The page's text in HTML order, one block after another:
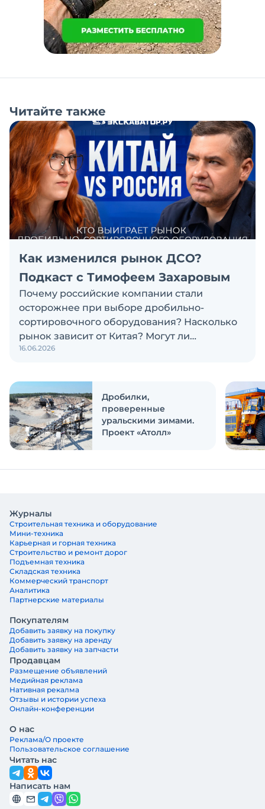
Читайте также
Как изменился рынок ДСО?
Подкаст с Тимофеем Захаровым
Почему российские компании стали
осторожнее при выборе дробильно-
сортировочного оборудования? Насколько
рынок зависит от Китая? Могут ли
российские и китайские производители
обсуждаем в новом выпуске подкаста
«Честно и открыто с Экскаватор Ру»
16.06.2026
Дробилки,
проверенные
уральскими зимами.
Проект «Атолл»
Журналы
Строительная техника и оборудование
Мини-техника
Карьерная и горная техника
Строительство и ремонт дорог
Подъемная техника
Складская техника
Коммерческий транспорт
Аналитика
Партнерские материалы
Покупателям
Добавить заявку на покупку
Добавить заявку на аренду
Добавить заявку на запчасти
Продавцам
Размещение объявлений
Медийная реклама
Нативная рекалма
Отзывы и истории успеха
Онлайн-конференции
О нас
Реклама/О проекте
Пользовательское соглашение
Читать нас
Написать нам